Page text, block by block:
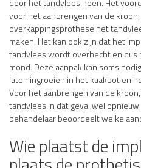
door het tandvlees heen. Het
voor het aanbrengen van de
overkappingsprothese het
maken. Het kan ook zijn dat het
tandvlees wordt overhecht en dus
mond. Deze aanpak kan soms
laten ingroeien in het kaakbot en
Voor het aanbrengen van de
tandvlees in dat geval wel
behandelaar beoordeelt welke
Wie plaatst de